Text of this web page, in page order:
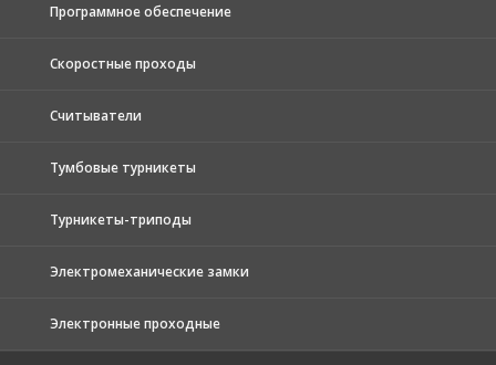
Программное обеспечение
Скоростные проходы
Считыватели
Тумбовые турникеты
Турникеты-триподы
Электромеханические замки
Электронные проходные